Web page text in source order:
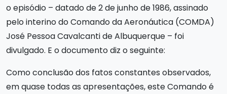
o episódio – datado de 2 de junho de 1986, assinado
pelo interino do Comando da Aeronáutica (COMDA)
José Pessoa Cavalcanti de Albuquerque – foi
divulgado. E o documento diz o seguinte:
Como conclusão dos fatos constantes observados,
em quase todas as apresentações, este Comando é